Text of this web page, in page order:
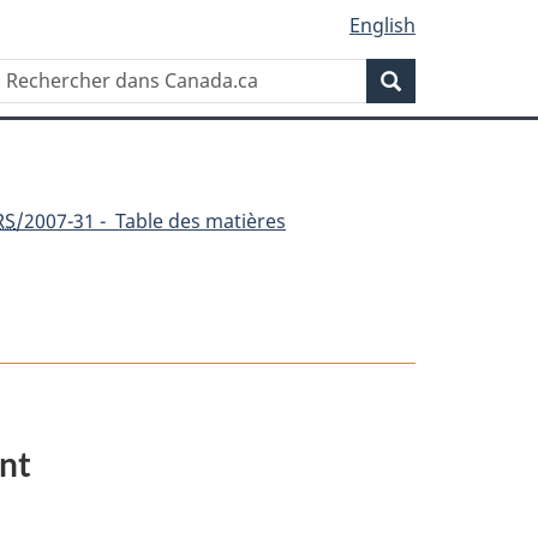
English
/2007-31 - Table des matières